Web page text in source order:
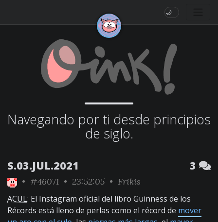
🌙
Navegando por ti desde principios
de siglo.
S.03.JUL.2021 3
• #46071 • 23:52:05 • Frikis
ACUL: El Instagram oficial del libro Guinness de los
Récords está lleno de perlas como el récord de mover